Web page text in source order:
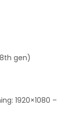
gen)
1920×1080 –